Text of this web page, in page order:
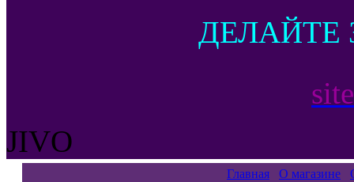
ДЕЛАЙТЕ
JIVO
Главная О магазине